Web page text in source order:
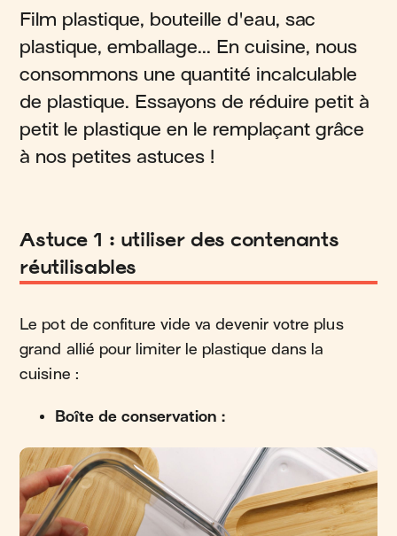
Film plastique, bouteille d'eau, sac
plastique, emballage... En cuisine, nous
consommons une quantité incalculable
de plastique. Essayons de réduire petit à
petit le plastique en le remplaçant grâce
à nos petites astuces !
Astuce 1 : utiliser des contenants
réutilisables
Le pot de confiture vide va devenir votre plus
grand allié pour limiter le plastique dans la
cuisine :
Boîte de conservation :